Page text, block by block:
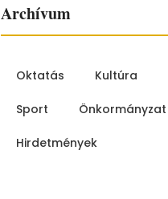
Archívum
Oktatás Kultúra
Sport Önkormányzat
Hirdetmények